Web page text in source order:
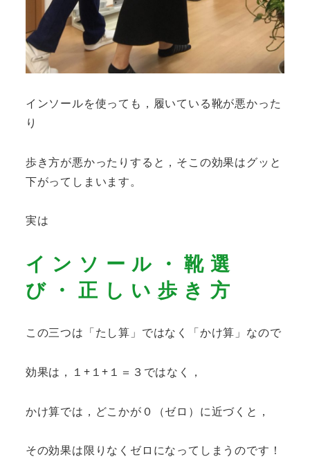
インソールを使っても，履いている靴が悪かった
り
歩き方が悪かったりすると，そこの効果はグッと
下がってしまいます。
実は
インソール・靴選
び・正しい歩き方
この三つは「たし算」ではなく「かけ算」なので
効果は，１+１+１＝３ではなく，
かけ算では，どこかが０（ゼロ）に近づくと，
その効果は限りなくゼロになってしまうのです！